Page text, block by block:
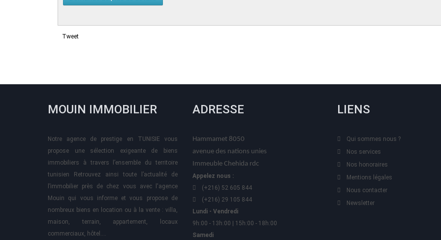
Tweet
MOUIN IMMOBILIER
Notre agence de prestige en TUNISIE vous
propose une sélection exigeante de biens
immobiliers à travers l’ensemble du territoire
tunisien Retrouvez ainsi toute l’actualité de
l’immobilier près de chez vous avec l'agence
Mouin qui vous informe et vous propose de
nombreux biens en location ou à la vente : villa,
maison, terrain, appartement, locaux
commerciaux, hôtel….
ADRESSE
Hammamet 8050
avenue des nations unies
Immeuble Chehida rdc
Appelez nous :
(+216) 52 605 844
(+216) 29 105 844
Lundi - Vendredi
9h:00 - 13h:00 | 15h:00 - 18h:00
Samedi
LIENS
Qui sommes nous ?
Nos services
Nos honoraires
Mentions légales
Nous contacter
Newsletter